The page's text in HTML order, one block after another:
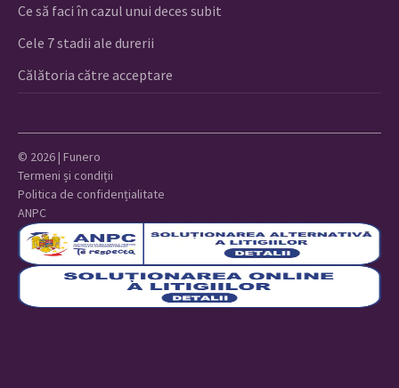
Ce să faci în cazul unui deces subit
Cele 7 stadii ale durerii
Călătoria către acceptare
© 2026 | Funero
Termeni și condiții
Politica de confidențialitate
ANPC